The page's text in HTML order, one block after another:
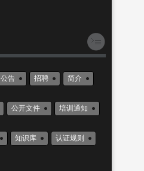
公告 招聘 简介
公开文件 培训通知
知识库 认证规则